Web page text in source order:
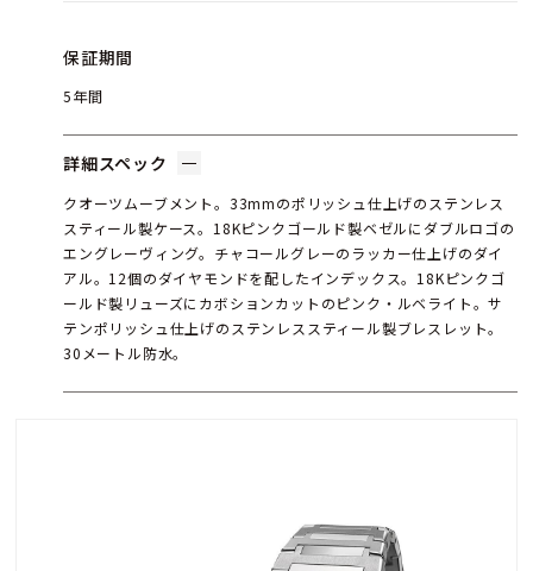
保証期間
5年間
詳細スペック
クオーツムーブメント。33mmのポリッシュ仕上げのステンレス
スティール製ケース。18Kピンクゴールド製ベゼルにダブルロゴの
エングレーヴィング。チャコールグレーのラッカー仕上げのダイ
アル。12個のダイヤモンドを配したインデックス。18Kピンクゴ
ールド製リューズにカボションカットのピンク・ルベライト。サ
テンポリッシュ仕上げのステンレススティール製ブレスレット。
30メートル防水。